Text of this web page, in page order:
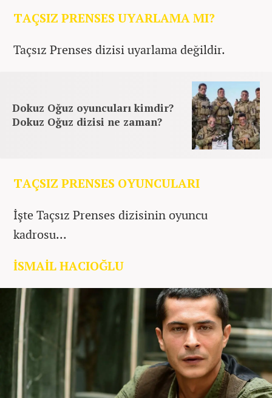
TAÇSIZ PRENSES UYARLAMA MI?
Taçsız Prenses dizisi uyarlama değildir.
Dokuz Oğuz oyuncuları kimdir?
Dokuz Oğuz dizisi ne zaman?
TAÇSIZ PRENSES OYUNCULARI
İşte Taçsız Prenses dizisinin oyuncu
kadrosu...
İSMAİL HACIOĞLU